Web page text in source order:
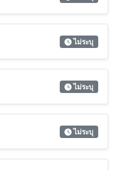
ไม่ระบุ
ไม่ระบุ
ไม่ระบุ